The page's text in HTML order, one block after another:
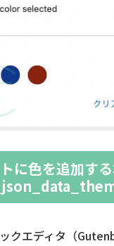
に色を追加す
クエディタ（